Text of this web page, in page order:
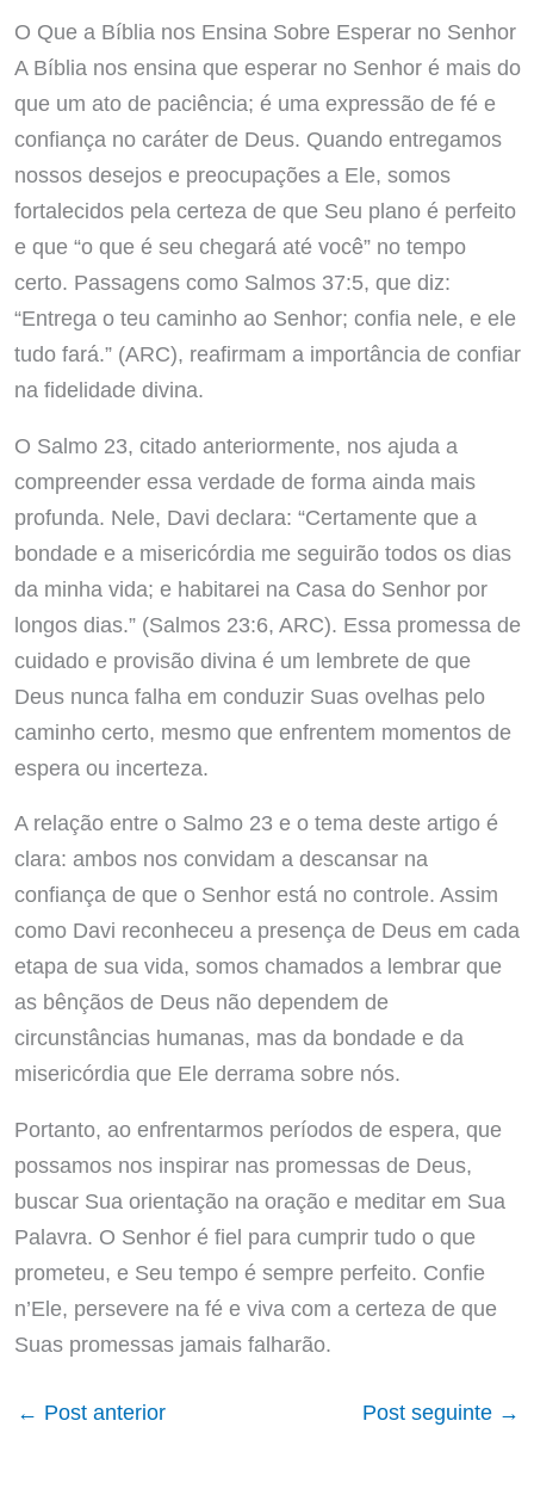
O Que a Bíblia nos Ensina Sobre Esperar no Senhor
A Bíblia nos ensina que esperar no Senhor é mais do
que um ato de paciência; é uma expressão de fé e
confiança no caráter de Deus. Quando entregamos
nossos desejos e preocupações a Ele, somos
fortalecidos pela certeza de que Seu plano é perfeito
e que “o que é seu chegará até você” no tempo
certo. Passagens como Salmos 37:5, que diz:
“Entrega o teu caminho ao Senhor; confia nele, e ele
tudo fará.” (ARC), reafirmam a importância de confiar
na fidelidade divina.
O Salmo 23, citado anteriormente, nos ajuda a
compreender essa verdade de forma ainda mais
profunda. Nele, Davi declara: “Certamente que a
bondade e a misericórdia me seguirão todos os dias
da minha vida; e habitarei na Casa do Senhor por
longos dias.” (Salmos 23:6, ARC). Essa promessa de
cuidado e provisão divina é um lembrete de que
Deus nunca falha em conduzir Suas ovelhas pelo
caminho certo, mesmo que enfrentem momentos de
espera ou incerteza.
A relação entre o Salmo 23 e o tema deste artigo é
clara: ambos nos convidam a descansar na
confiança de que o Senhor está no controle. Assim
como Davi reconheceu a presença de Deus em cada
etapa de sua vida, somos chamados a lembrar que
as bênçãos de Deus não dependem de
circunstâncias humanas, mas da bondade e da
misericórdia que Ele derrama sobre nós.
Portanto, ao enfrentarmos períodos de espera, que
possamos nos inspirar nas promessas de Deus,
buscar Sua orientação na oração e meditar em Sua
Palavra. O Senhor é fiel para cumprir tudo o que
prometeu, e Seu tempo é sempre perfeito. Confie
n’Ele, persevere na fé e viva com a certeza de que
Suas promessas jamais falharão.
← Post anterior Post seguinte →